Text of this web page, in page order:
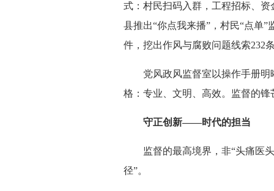
式：村民扫码入群，工程招标、
县推出“你点我来播”，村民“点单
件，挖出作风与腐败问题线索232
党风政风监督室以操作手册明
格：专业、文明、高效。监督的锋
守正创新——时代的担当
监督的最高境界，非“头痛医头”
径”。